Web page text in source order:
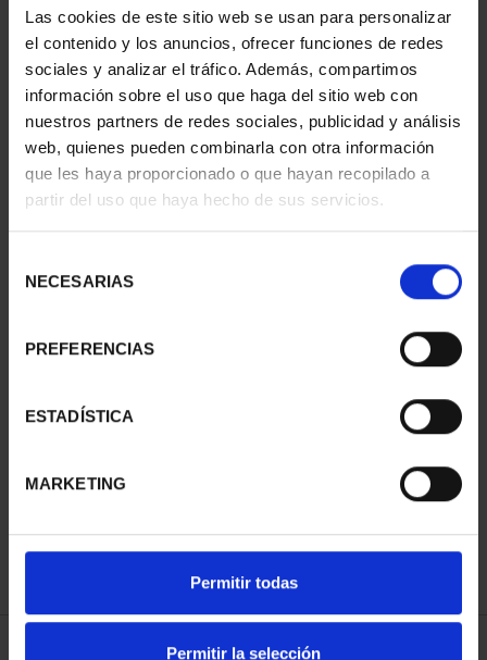
Las cookies de este sitio web se usan para personalizar
el contenido y los anuncios, ofrecer funciones de redes
sociales y analizar el tráfico. Además, compartimos
información sobre el uso que haga del sitio web con
nuestros partners de redes sociales, publicidad y análisis
web, quienes pueden combinarla con otra información
que les haya proporcionado o que hayan recopilado a
partir del uso que haya hecho de sus servicios.
NECESARIAS
PREFERENCIAS
ESTADÍSTICA
MARKETING
Permitir todas
Permitir la selección
275 ANIVERSARIO DE
GOYA (2021) PERRO
153,00 €
275 ANIVERSARIO DE
GOYA (2021) LA
COMETA
153,00 €
275 ANIVERSARIO DE
153,00 €